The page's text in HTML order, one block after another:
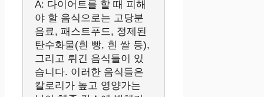
A: 다이어트를 할 때 피해
야 할 음식으로는 고당분
음료, 패스트푸드, 정제된
탄수화물(흰 빵, 흰 쌀 등),
그리고 튀긴 음식들이 있
습니다. 이러한 음식들은
칼로리가 높고 영양가는